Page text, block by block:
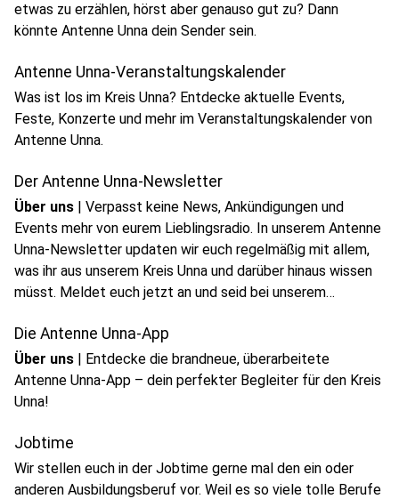
etwas zu erzählen, hörst aber genauso gut zu? Dann
könnte Antenne Unna dein Sender sein.
Antenne Unna-Veranstaltungskalender
Was ist los im Kreis Unna? Entdecke aktuelle Events,
Feste, Konzerte und mehr im Veranstaltungskalender von
Antenne Unna.
Der Antenne Unna-Newsletter
Über uns | Verpasst keine News, Ankündigungen und
Events mehr von eurem Lieblingsradio. In unserem Antenne
Unna-Newsletter updaten wir euch regelmäßig mit allem,
was ihr aus unserem Kreis Unna und darüber hinaus wissen
müsst. Meldet euch jetzt an und seid bei unserem
Die Antenne Unna-App
Über uns | Entdecke die brandneue, überarbeitete
Antenne Unna-App – dein perfekter Begleiter für den Kreis
Unna!
Jobtime
Wir stellen euch in der Jobtime gerne mal den ein oder
anderen Ausbildungsberuf vor. Weil es so viele tolle Berufe